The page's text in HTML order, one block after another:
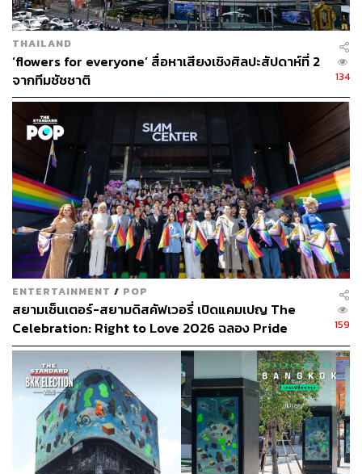
กรุงเทพมหานคร, ศูนย์การค้า เอ็มบีเค เซ็นเตอร์, สยาม
ดิสคัฟเวอรี่ และสยามสแควร์นั้น มีสภาพเก่าและคับแคบ ไม่
สามารถรองรับการขยายตัวของปริมาณคนเดินเท้าใน
อนาคตที่คาดการณ์ว่าจะมีอัตราการเติบโตไม่ต่ำกว่า 4.9%
ต่อปี และอัตราการเติบโตของนักท่องเที่ยวเพิ่มขึ้น 9.83% ต่อ
ปีอีกทั้งสภาพเดิมไม่สามารถอำนวยความสะดวกให้ผู้สูงอายุ
หรือผู้พิการสามารถสัญจรบนทางเชื่อมได้ทั่วถึงตลอดสี่แยก
กลุ่มพันธมิตรพลังสยาม (Siam Synergy) พร้อมด้วยผู้
ประกอบการในย่านสยาม ได้รวมตัวกันเป็นหัวเรี่ยวหัวแรง
สำคัญ จับมือหาทางพัฒนาทางเชื่อมแยกปทุมวันแห่งนี้ขึ้นมา
ใหม่ หวังอำนวยความสะดวกให้แก่ผู้ที่สัญจรไปมาภายใน
ย่านนี้
THAILAND
‘flowers for everyone’ สื่อหาเสียงเชิงศิลปะสัปดาห์ที่ 2
จากทีมชัชชาติ
134
ENTERTAINMENT / POP
สยามเซ็นเตอร์-สยามดิสคัฟเวอรี่ เปิดแคมเปญ The
Celebration: Right to Love 2026 ฉลอง Pride
Month ใจกลางสยาม [PR News]
159